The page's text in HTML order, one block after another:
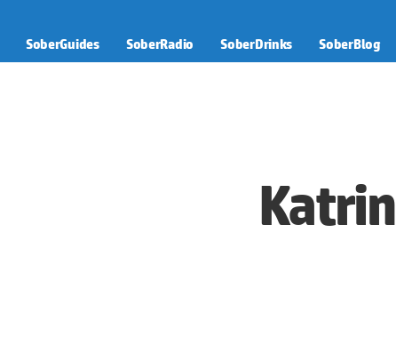
SoberGuides SoberRadio SoberDrinks SoberBlog
Katrin